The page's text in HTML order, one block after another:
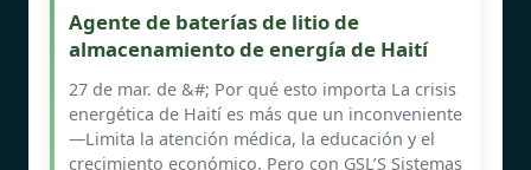
Agente de baterías de litio de
almacenamiento de energía de Haití
27 de mar. de &#; Por qué esto importa La crisis
energética de Haití es más que un inconveniente
—Limita la atención médica, la educación y el
crecimiento económico. Pero con GSL’S Sistemas